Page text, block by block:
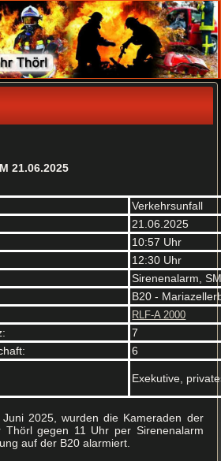
21.06.2025
Verkehrsunfall
21.06.2025
10:57 Uhr
12:30 Uhr
Sirenenalarm,
B20 -
RLF-A 2000
7
6
Exekutive,
2025, wurden die Kameraden der
Thörl gegen 11 Uhr per Sirenenalarm
auf der B20 alarmiert.